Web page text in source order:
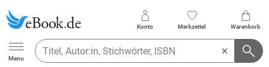
Ebook.de
Menu
Konto Merkzettel Warenkorb